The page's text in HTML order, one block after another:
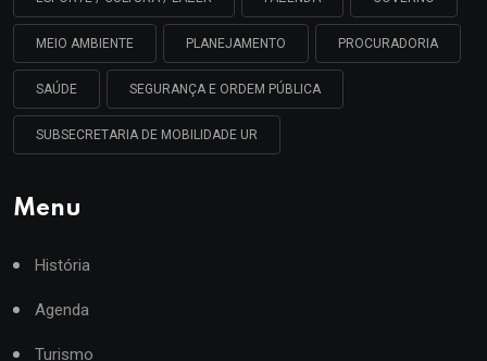
MEIO AMBIENTE PLANEJAMENTO PROCURADORIA
SAÚDE SEGURANÇA E ORDEM PÚBLICA
SUBSECRETARIA DE MOBILIDADE UR
Menu
História
Agenda
Turismo